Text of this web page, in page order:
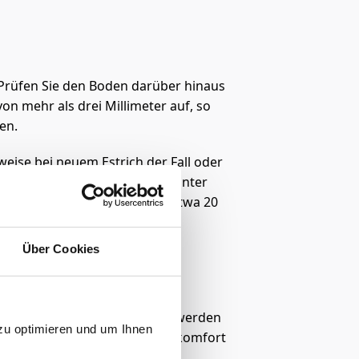
Über Cookies
optimieren und um Ihnen
Sie den Boden darüber hinaus
mehr als drei Millimeter auf, so
bei neuem Estrich der Fall oder
Folie mit 0,2 Millimetern) unter
sollten Sie beim Verlegen etwa 20
verbunden wird. Dadurch werden
Das erhöht den Wohnkomfort